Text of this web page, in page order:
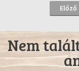
Előző
Nem